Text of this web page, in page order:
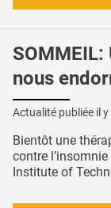
nous
Actualité publiée il y
Bientôt une
contre
Institute of